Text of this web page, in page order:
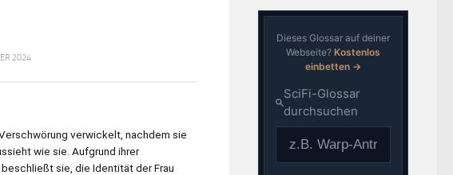
2024
verwickelt, nachdem sie
wie sie. Aufgrund ihrer
sie, die Identität der Frau